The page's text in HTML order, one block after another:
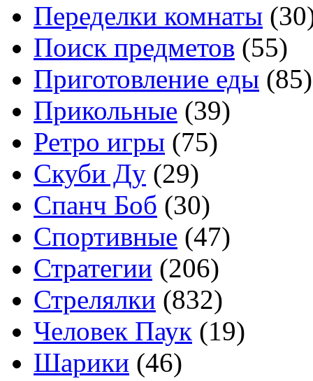
Переделки комнаты
Поиск предметов (55)
Приготовление еды (85)
Прикольные (39)
Ретро игры (75)
Скуби Ду (29)
Спанч Боб (30)
Спортивные (47)
Стратегии (206)
Стрелялки (832)
Человек Паук (19)
Шарики (46)